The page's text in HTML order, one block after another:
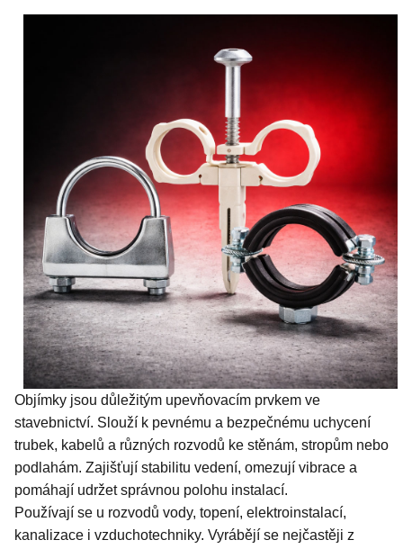
Objímky jsou důležitým upevňovacím prvkem ve
stavebnictví. Slouží k pevnému a bezpečnému uchycení
trubek, kabelů a různých rozvodů ke stěnám, stropům nebo
podlahám. Zajišťují stabilitu vedení, omezují vibrace a
pomáhají udržet správnou polohu instalací.
Používají se u rozvodů vody, topení, elektroinstalací,
kanalizace i vzduchotechniky. Vyrábějí se nejčastěji z